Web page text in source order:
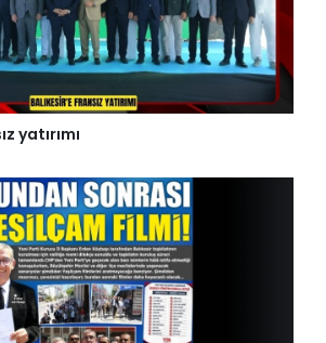
yatırımı